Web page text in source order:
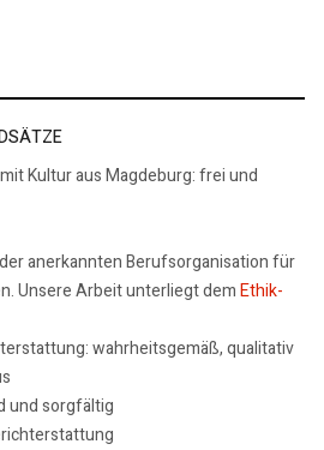
eines Kruzifixes an Nachkommen eines
Gedenken an NS-Opfer
Kultur aus Magdeburg: frei und
anerkannten Berufsorganisation für
Unsere Arbeit unterliegt demEthik-
wahrheitsgemäß, qualitativ
und sorgfältig